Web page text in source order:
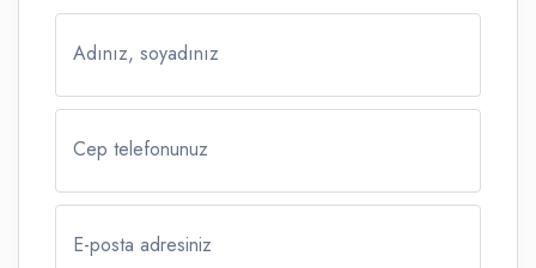
Adınız, soyadınız
Cep telefonunuz
E-posta adresiniz